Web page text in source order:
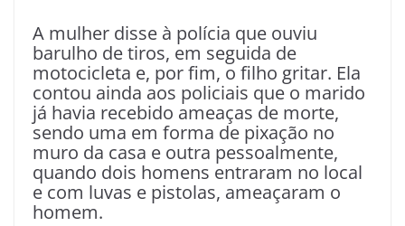
A mulher disse à polícia que ouviu
barulho de tiros, em seguida de
motocicleta e, por fim, o filho gritar. Ela
contou ainda aos policiais que o marido
já havia recebido ameaças de morte,
sendo uma em forma de pixação no
muro da casa e outra pessoalmente,
quando dois homens entraram no local
e com luvas e pistolas, ameaçaram o
homem.